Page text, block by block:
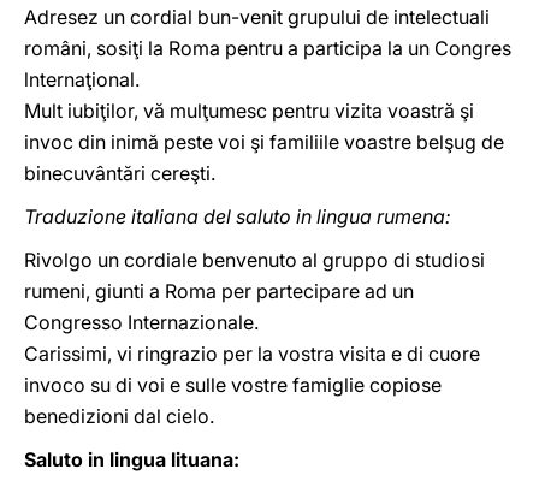
Adresez un cordial bun-venit grupului de intelectuali
români, sosiţi la Roma pentru a participa la un Congres
lnternaţional.
Mult iubiţilor, vă mulţumesc pentru vizita voastră şi
invoc din inimă peste voi şi familiile voastre belşug de
binecuvântări cereşti.
Traduzione italiana del saluto in lingua rumena:
Rivolgo un cordiale benvenuto al gruppo di studiosi
rumeni, giunti a Roma per partecipare ad un
Congresso Internazionale.
Carissimi, vi ringrazio per la vostra visita e di cuore
invoco su di voi e sulle vostre famiglie copiose
benedizioni dal cielo.
Saluto in lingua lituana: